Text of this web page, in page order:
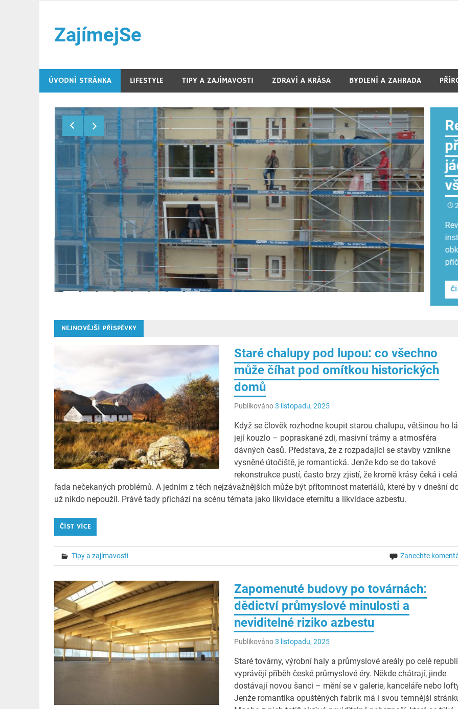
obsahZajímejSe
ÚVODNÍ STRÁNKA LIFESTYLE TIPY A ZAJÍMAVOSTI ZDRAVÍ A KRÁSA BYDLENÍ A ZAHRADA
jak
na
NEJNOVĚJŠÍ PŘÍSPĚVKY
Staré chalupy pod lupou: co všechno
může číhat pod omítkou historických
domů
Publikováno3 listopadu, 2025
Když se člověk rozhodne koupit starou chalupu, většinou ho
její kouzlo – popraskané zdi, masivní trámy a atmosféra
dávných časů. Představa, že z rozpadající se stavby vznikne
vysněné útočiště, je romantická. Jenže kdo se do takové
rekonstrukce pustí, často brzy zjistí, že kromě krásy čeká i celá
řada nečekaných problémů. A jedním z těch nejzávažnějších může být přítomnost materiálů, které by v dnešní
už nikdo nepoužil. Právě tady přichází na scénu témata jako likvidace eternitu a likvidace azbestu.
ČÍST VÍCE
Tipy a zajímavosti Zanechte
Zapomenuté budovy po továrnách:
dědictví průmyslové minulosti a
neviditelné riziko azbestu
Publikováno3 listopadu, 2025
Staré továrny, výrobní haly a průmyslové areály po celé
vyprávějí příběh české průmyslové éry. Někde chátrají, jinde
dostávají novou šanci – mění se v galerie, kanceláře nebo
Jenže romantika opuštěných fabrik má i svou temnější